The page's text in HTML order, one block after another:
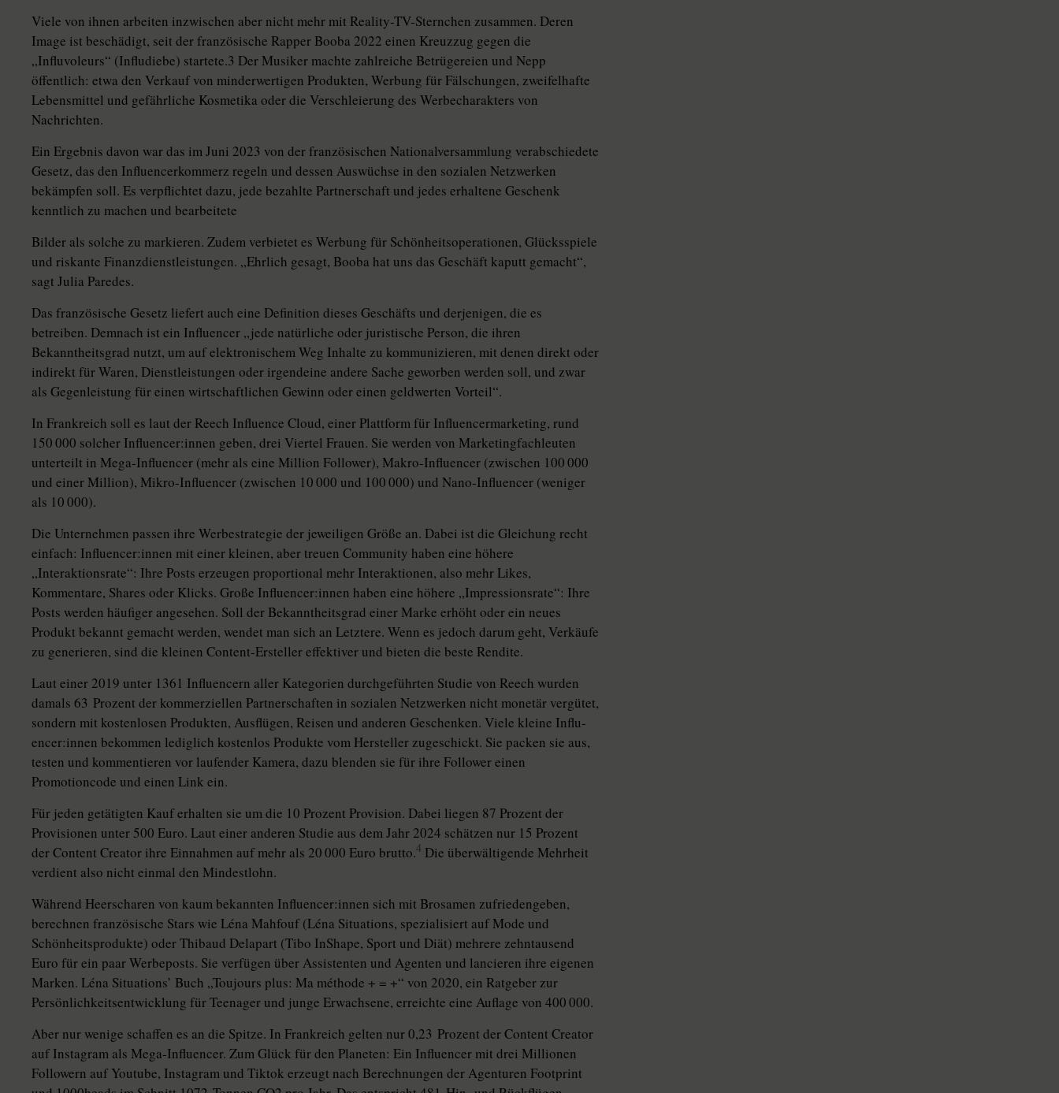
Viele von ihnen arbeiten inzwischen aber nicht mehr mit Reality-TV-Sternchen zusammen. Deren
Image ist beschädigt, seit der französische Rapper Booba 2022 einen Kreuzzug gegen die
„Influvoleurs“ (Infludiebe) startete.3 Der Musiker machte zahlreiche Betrügereien und Nepp
öffentlich: etwa den Verkauf von minderwertigen Produkten, Werbung für Fälschungen, zweifelhafte
Lebensmittel und gefährliche Kosmetika oder die Verschleierung des Werbecharakters von
Nachrichten.
Ein Ergebnis davon war das im Juni 2023 von der französischen Nationalversammlung verabschiedete
Gesetz, das den Influencerkommerz regeln und dessen Auswüchse in den sozialen Netzwerken
bekämpfen soll. Es verpflichtet dazu, jede bezahlte Partnerschaft und jedes erhaltene Geschenk
kenntlich zu machen und bearbeitete
Bilder als solche zu markieren. Zudem verbietet es Werbung für Schönheitsoperationen, Glücksspiele
und riskante Finanzdienstleistungen. „Ehrlich gesagt, Booba hat uns das Geschäft kaputt gemacht“,
sagt Julia Paredes.
Das französische Gesetz liefert auch eine Definition dieses Geschäfts und derjenigen, die es
betreiben. Demnach ist ein Influencer „jede natürliche oder juristische Person, die ihren
Bekanntheitsgrad nutzt, um auf elektronischem Weg Inhalte zu kommunizieren, mit denen direkt oder
indirekt für Waren, Dienstleistungen oder irgendeine andere Sache geworben werden soll, und zwar
als Gegenleistung für einen wirtschaftlichen Gewinn oder einen geldwerten Vorteil“.
In Frankreich soll es laut der Reech Influence Cloud, einer Plattform für Influencermarketing, rund
150 000 solcher In­flu­en­ce­r:in­nen geben, drei Viertel Frauen. Sie werden von Marketingfachleuten
unterteilt in Mega-Influencer (mehr als eine Million Follower), Makro-Influencer (zwischen 100 000
und einer Million), Mikro-Influencer (zwischen 10 000 und 100 000) und ­Nano-Influencer (weniger
als 10 000).
Die Unternehmen passen ihre Werbestrategie der jeweiligen Größe an. Dabei ist die Gleichung recht
einfach: In­flu­en­ce­r:in­nen mit einer kleinen, aber treuen Community haben eine höhere
„Interaktionsrate“: Ihre Posts erzeugen proportional mehr Interaktionen, also mehr Likes,
Kommentare, Shares oder Klicks. Große In­flu­en­cer:in­nen haben eine höhere „Impressionsrate“: Ihre
Posts werden häufiger angesehen. Soll der Bekanntheitsgrad einer Marke erhöht oder ein neues
Produkt bekannt gemacht werden, wendet man sich an Letztere. Wenn es jedoch darum geht, Verkäufe
zu generieren, sind die kleinen Content-Ersteller effektiver und bieten die beste Rendite.
Laut einer 2019 unter 1361 In­fluen­cern aller Kategorien durchgeführten Studie von Reech wurden
damals 63 Prozent der kommerziellen Partnerschaften in sozialen Netzwerken nicht monetär vergütet,
sondern mit kostenlosen Produkten, Ausflügen, Reisen und anderen Geschenken. Viele kleine In­flu­
en­ce­r:in­nen bekommen lediglich kostenlos Produkte vom Hersteller zugeschickt. Sie packen sie aus,
testen und kommentieren vor laufender Kamera, dazu blenden sie für ihre Follower einen
Promotioncode und einen Link ein.
Für jeden getätigten Kauf erhalten sie um die 10 Prozent Provision. Dabei liegen 87 Prozent der
Provisionen unter 500 Euro. Laut einer anderen Studie aus dem Jahr 2024 schätzen nur 15 Prozent
der Content Creator ihre Einnahmen auf mehr als 20 000 Euro brutto.4 Die überwältigende Mehrheit
verdient also nicht einmal den Mindestlohn.
Während Heerscharen von kaum bekannten In­flu­en­ce­r:in­nen sich mit Brosamen zufriedengeben,
berechnen französische Stars wie ­Léna Mahfouf (Léna Situations, spe­zia­li­siert auf Mode und
Schönheitsprodukte) oder Thibaud Delapart (­Tibo InShape, Sport und Diät) mehrere zehntausend
Euro für ein paar Werbeposts. Sie verfügen über Assistenten und Agenten und lancieren ihre eigenen
Marken. Léna Si­tua­tions’ Buch „Toujours plus: Ma méthode + = +“ von 2020, ein Ratgeber zur
Persönlichkeitsentwicklung für Teenager und junge Erwachsene, erreichte eine Auflage von 400 000.
Aber nur wenige schaffen es an die Spitze. In Frankreich gelten nur 0,23 Prozent der Content Creator
auf Instagram als Mega-Influencer. Zum Glück für den Planeten: Ein Influencer mit drei Millionen
Followern auf Youtube, Instagram und Tiktok erzeugt nach Berechnungen der Agenturen Footprint